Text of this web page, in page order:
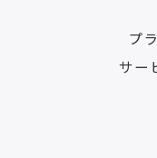
プ
サー